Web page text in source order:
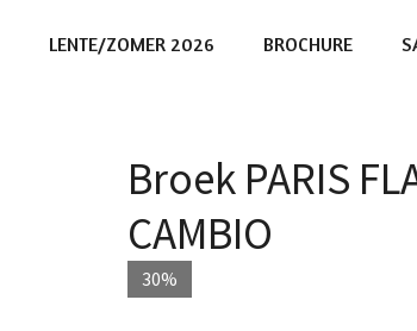
LENTE/ZOMER 2026 BROCHURE
Broek PARIS
CAMBIO
30%